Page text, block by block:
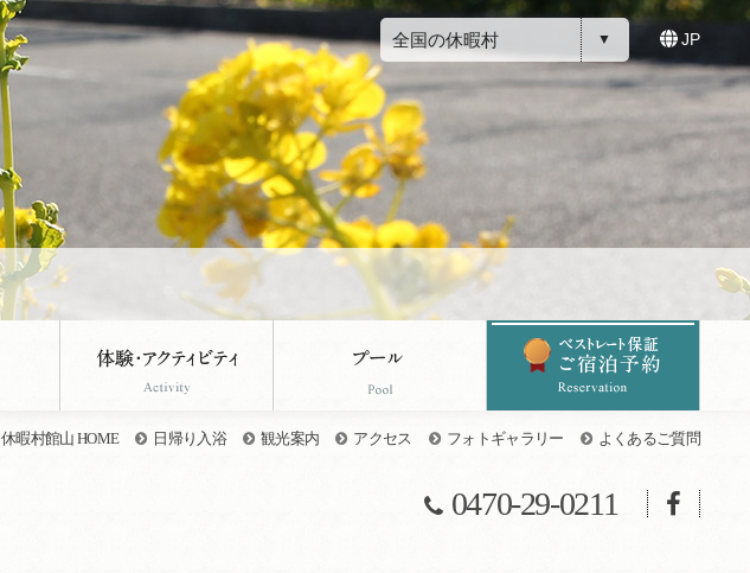
全国の休暇村 JP
休暇村館山 HOME 日帰り入浴 観光案内 アクセス フォトギャラリー よくあるご質問
0470-29-0211